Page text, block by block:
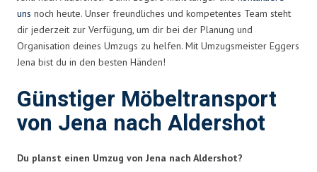
uns noch heute. Unser freundliches und kompetentes Team steht
dir jederzeit zur Verfügung, um dir bei der Planung und
Organisation deines Umzugs zu helfen. Mit Umzugsmeister Eggers
Jena bist du in den besten Händen!
Günstiger Möbeltransport
von Jena nach Aldershot
Du planst einen Umzug von Jena nach Aldershot?